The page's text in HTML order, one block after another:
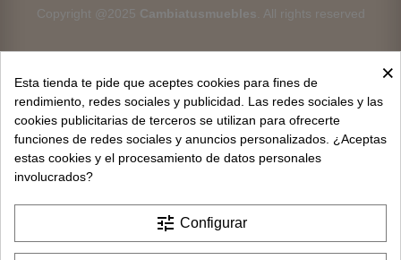
Copyright @2025 Cambiatusmuebles . All rights reserved
Aviso legal
Devoluciones
Privacidad y protección de datos
×
Esta tienda te pide que aceptes cookies para fines de
rendimiento, redes sociales y publicidad. Las redes sociales y las
cookies publicitarias de terceros se utilizan para ofrecerte
funciones de redes sociales y anuncios personalizados. ¿Aceptas
estas cookies y el procesamiento de datos personales
involucrados?
tune Configurar